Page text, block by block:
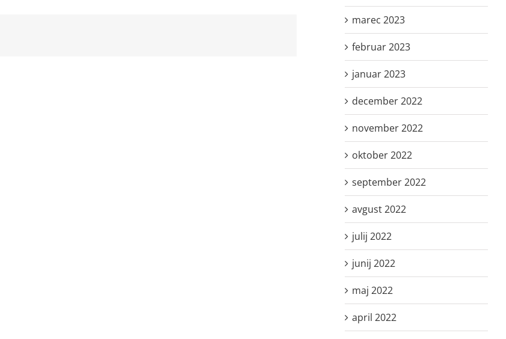
marec 2023
februar 2023
januar 2023
december 2022
november 2022
oktober 2022
september 2022
avgust 2022
julij 2022
junij 2022
maj 2022
april 2022